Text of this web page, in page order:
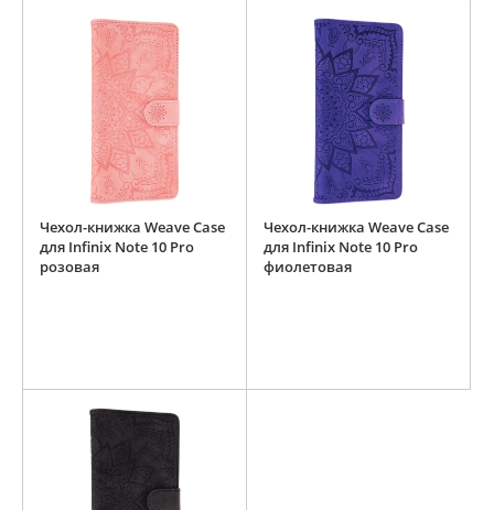
Чехол-книжка Weave Case
для Infinix Note 10 Pro
розовая
Чехол-книжка Weave Case
для Infinix Note 10 Pro
фиолетовая